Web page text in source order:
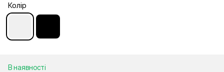
Колір
В наявності